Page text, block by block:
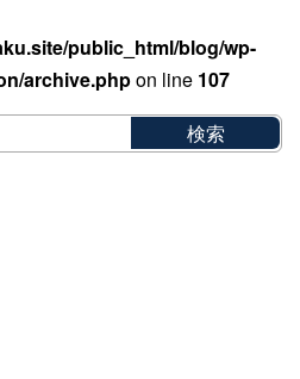
public_html/blog/wp-
archive.phpon line 107